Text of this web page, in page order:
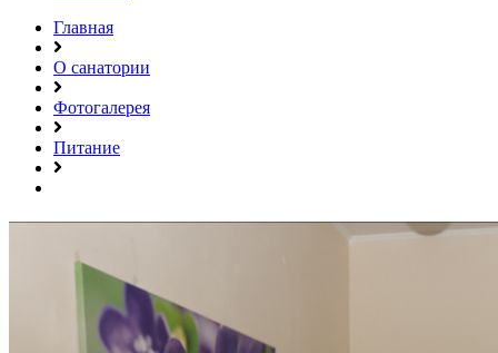
Главная
О санатории
Фотогалерея
Питание